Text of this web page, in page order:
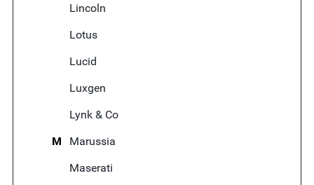
Lincoln
Lotus
Lucid
Luxgen
Lynk & Co
M
Marussia
Maserati